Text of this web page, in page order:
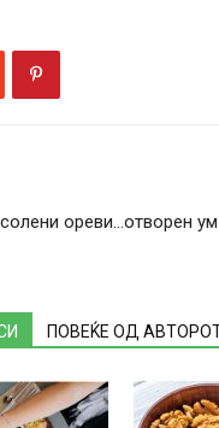
ореви…отворен ум
ПОВЕЌЕ ОД